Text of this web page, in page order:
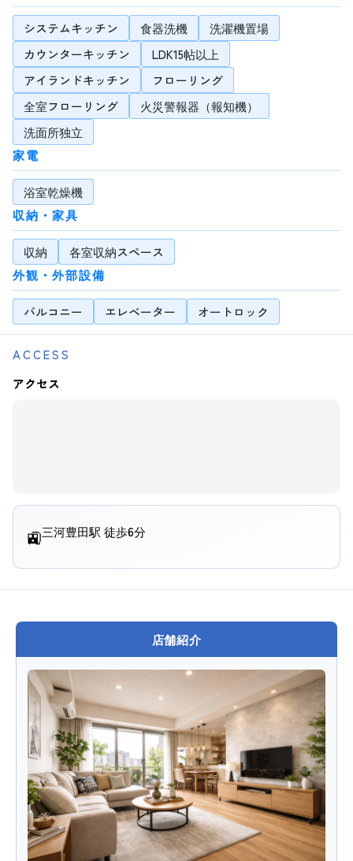
システムキッチン 食器洗機
洗濯機置場
カウンターキッチン
LDK15帖以上
アイランドキッチン
フローリング
全室フローリング
火災警報器（報知機）
洗面所独立
家電
浴室乾燥機
収納・家具
収納
各室収納スペース
外観・外部設備
バルコニー エレベーター オートロック
ACCESS
アクセス
🚉三河豊田駅 徒歩6分
店舗紹介